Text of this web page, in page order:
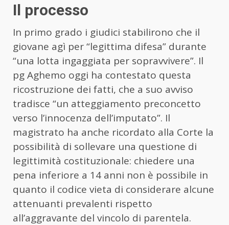
Il processo
In primo grado i giudici stabilirono che il
giovane agì per “legittima difesa” durante
“una lotta ingaggiata per sopravvivere”. Il
pg Aghemo oggi ha contestato questa
ricostruzione dei fatti, che a suo avviso
tradisce “un atteggiamento preconcetto
verso l’innocenza dell’imputato”. Il
magistrato ha anche ricordato alla Corte la
possibilità di sollevare una questione di
legittimità costituzionale: chiedere una
pena inferiore a 14 anni non è possibile in
quanto il codice vieta di considerare alcune
attenuanti prevalenti rispetto
all’aggravante del vincolo di parentela.